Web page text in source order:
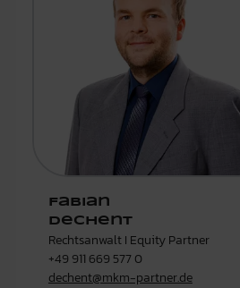
Fabian
Dechent
Rechtsanwalt I Equity Partner
+49 911 669 577 0
dechent@mkm-partner.de